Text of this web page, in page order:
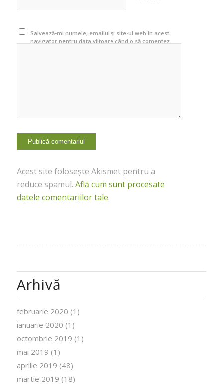
Salvează-mi numele, emailul și site-ul web în acest
navigator pentru data viitoare când o să comentez.
Acest site folosește Akismet pentru a
reduce spamul. Află cum sunt procesate
datele comentariilor tale.
Arhivă
februarie 2020 (1)
ianuarie 2020 (1)
octombrie 2019 (1)
mai 2019 (1)
aprilie 2019 (48)
martie 2019 (18)